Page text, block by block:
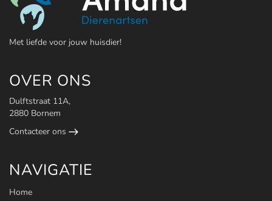
Met liefde voor jouw huisdier!
OVER ONS
Dulftstraat 11A,
2880 Bornem
Contacteer ons
NAVIGATIE
Home